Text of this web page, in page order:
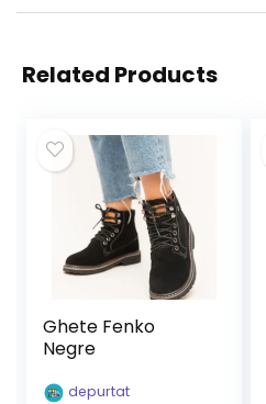
Related Products
Ghete Fenko
Negre
depurtat